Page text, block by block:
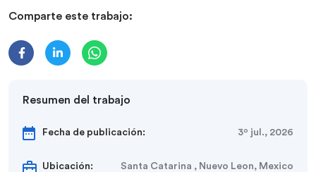
Comparte este trabajo:
Resumen del trabajo
Fecha de publicación: 3º jul., 2026
Ubicación: Santa Catarina , Nuevo Leon, Mexico